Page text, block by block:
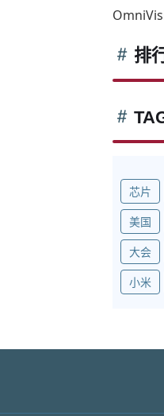
排
芯片
美国
大会
小米